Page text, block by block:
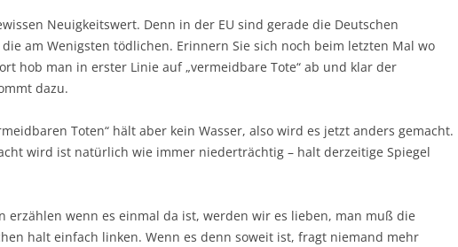
Neuigkeitswert. Denn in der EU sind gerade die Deutschen
am Wenigsten tödlichen. Erinnern Sie sich noch beim letzten Mal wo
hob man in erster Linie auf „vermeidbare Tote“ ab und klar der
dazu.
Toten“ hält aber kein Wasser, also wird es jetzt anders gemacht.
wird ist natürlich wie immer niederträchtig – halt derzeitige Spiegel
erzählen wenn es einmal da ist, werden wir es lieben, man muß die
halt einfach linken. Wenn es denn soweit ist, fragt niemand mehr